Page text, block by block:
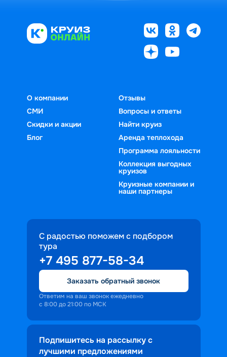
О компании
СМИ
Скидки и акции
Блог
Отзывы
Вопросы и ответы
Найти круиз
Аренда теплохода
Программа лояльности
Коллекция выгодных
круизов
Круизные компании и
наши партнеры
С радостью поможем с подбором
тура
+7 495 877-58-34
Заказать обратный звонок
Ответим на ваш звонок ежедневно
с 8:00 до 21:00 по МСК
Подпишитесь на рассылку с
лучшими предложениями